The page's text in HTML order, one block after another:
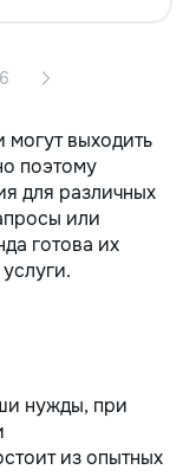
6
выходить
поэтому
для различных
или
готова их
нужды, при
из опытных